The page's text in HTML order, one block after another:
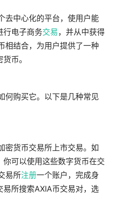
去中心化的平台，使用户能
行电子商务交易，并从中获得
相结合，为用户提供了一种
币。
何购买它。以下是几种常见
密货币交易所上市交易。如
可以使用这些数字货币在交
易所注册一个账户，完成身
所搜索AXIA币交易对，选